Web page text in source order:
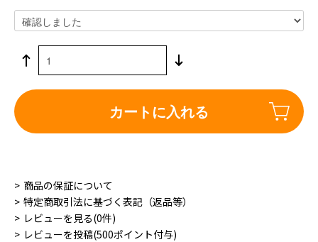
カートに入れる
商品の保証について
特定商取引法に基づく表記（返品等）
レビューを見る(0件)
レビューを投稿(500ポイント付与)